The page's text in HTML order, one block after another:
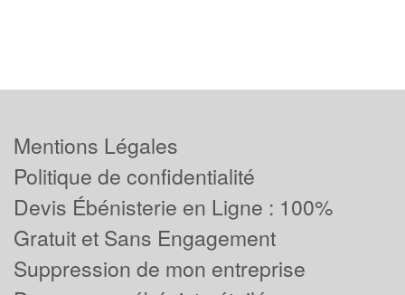
Mentions Légales
Politique de confidentialité
Devis Ébénisterie en Ligne : 100%
Gratuit et Sans Engagement
Suppression de mon entreprise